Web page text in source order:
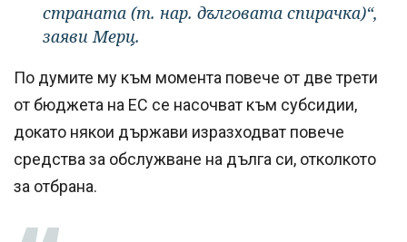
страната (т. нар. дълговата спирачка)“,
заяви Мерц.
По думите му към момента повече от две трети
от бюджета на ЕС се насочват към субсидии,
докато някои държави изразходват повече
средства за обслужване на дълга си, отколкото
за отбрана.